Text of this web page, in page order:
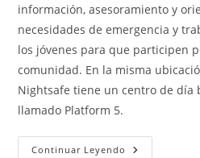
información, asesoramiento y
necesidades de emergencia y
los jóvenes para que participen
comunidad. En la misma
Nightsafe tiene un centro de día
llamado Platform 5.
Continuar Leyendo Nightsafe